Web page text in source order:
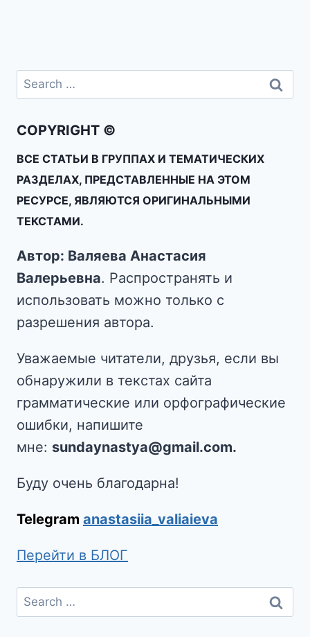
COPYRIGHT ©
ВСЕ СТАТЬИ В ГРУППАХ И ТЕМАТИЧЕСКИХ
РАЗДЕЛАХ, ПРЕДСТАВЛЕННЫЕ НА ЭТОМ
РЕСУРСЕ, ЯВЛЯЮТСЯ ОРИГИНАЛЬНЫМИ
ТЕКСТАМИ.
Автор: Валяева Анастасия
Валерьевна. Распространять и
использовать можно только с
разрешения автора.
Уважаемые читатели, друзья, если вы
обнаружили в текстах сайта
грамматические или орфографические
ошибки, напишите
мне: sundaynastya@gmail.com.
Буду очень благодарна!
Telegram anastasiia_valiaieva
Перейти в БЛОГ